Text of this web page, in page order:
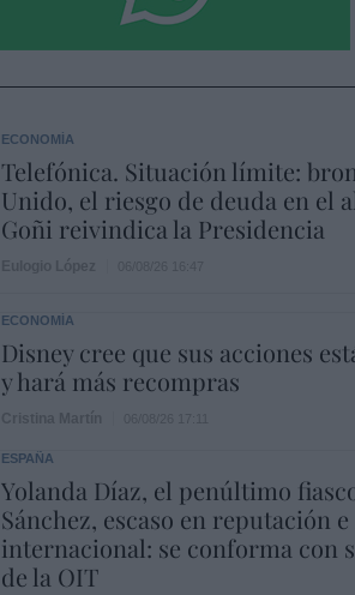
ECONOMÍA
Telefónica. Situación límite:
Unido, el riesgo de deuda en el
Goñi reivindica la Presidencia
ECONOMÍA
Disney cree que sus acciones
y hará más recompras
ESPAÑA
Yolanda Díaz, el penúltimo
Sánchez, escaso en reputación
internacional: se conforma con
de la OIT